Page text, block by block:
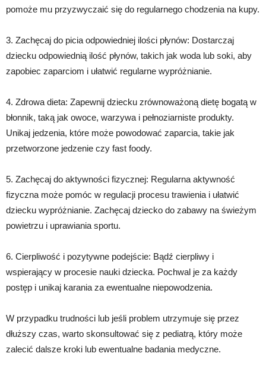
pomoże mu przyzwyczaić się do regularnego chodzenia na kupy.
3. Zachęcaj do picia odpowiedniej ilości płynów: Dostarczaj
dziecku odpowiednią ilość płynów, takich jak woda lub soki, aby
zapobiec zaparciom i ułatwić regularne wypróżnianie.
4. Zdrowa dieta: Zapewnij dziecku zrównoważoną dietę bogatą w
błonnik, taką jak owoce, warzywa i pełnoziarniste produkty.
Unikaj jedzenia, które może powodować zaparcia, takie jak
przetworzone jedzenie czy fast foody.
5. Zachęcaj do aktywności fizycznej: Regularna aktywność
fizyczna może pomóc w regulacji procesu trawienia i ułatwić
dziecku wypróżnianie. Zachęcaj dziecko do zabawy na świeżym
powietrzu i uprawiania sportu.
6. Cierpliwość i pozytywne podejście: Bądź cierpliwy i
wspierający w procesie nauki dziecka. Pochwal je za każdy
postęp i unikaj karania za ewentualne niepowodzenia.
W przypadku trudności lub jeśli problem utrzymuje się przez
dłuższy czas, warto skonsultować się z pediatrą, który może
zalecić dalsze kroki lub ewentualne badania medyczne.